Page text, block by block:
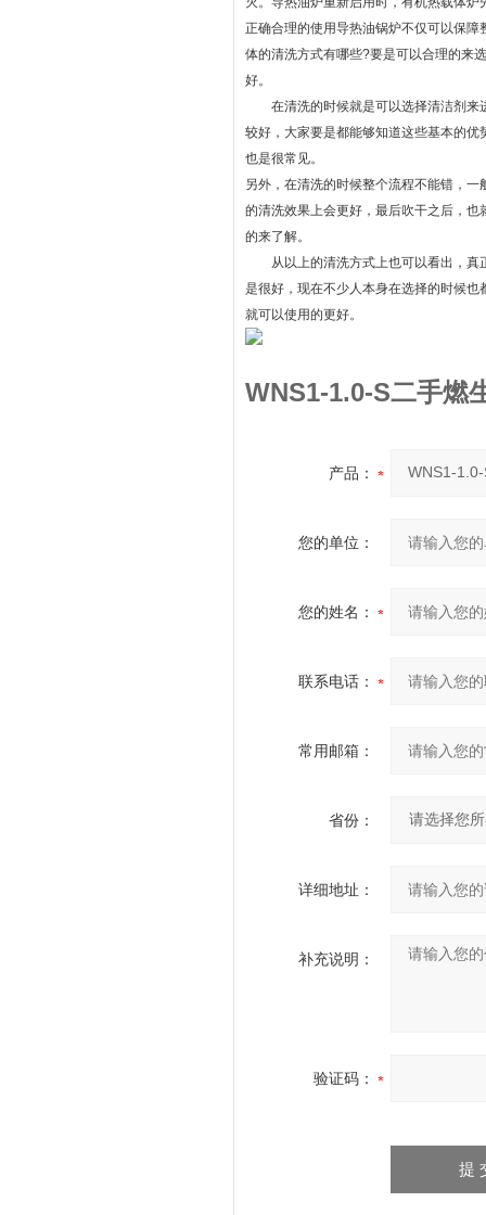
正确合理的使用导热油锅炉不仅可以保
体的清洗方式有哪些?要是可以合理的来
好。
在清洗的时候就是可以选择清洁剂来
较好，大家要是都能够知道这些基本的
也是很常见。
另外，在清洗的时候整个流程不能错，
的清洗效果上会更好，最后吹干之后，
的来了解。
从以上的清洗方式上也可以看出，真
是很好，现在不少人本身在选择的时候
就可以使用的更好。
WNS1-1.0-S二手燃
产品：
您的单位：
您的姓名：
联系电话：
常用邮箱：
省份：
详细地址：
补充说明：
验证码：